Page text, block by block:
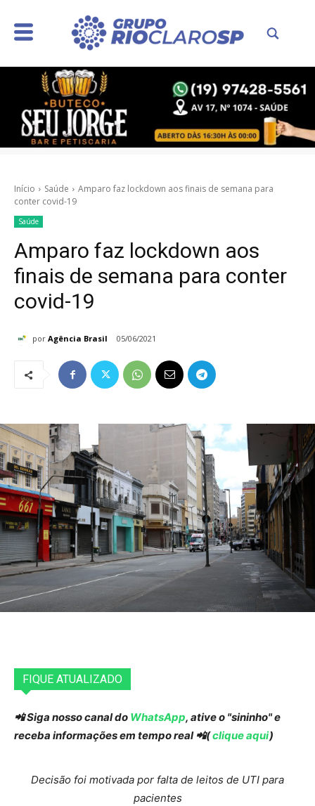
Início Saúde
Amparo faz lockdown aos finais de semana para
conter covid-19
Saúde
Amparo faz lockdown aos
finais de semana para conter
covid-19
por Agência Brasil 05/06/2021
FIQUE ATUALIZADO
📲 Siga nosso canal do WhatsApp, ative o "sininho" e
receba informações em tempo real 📲(clique aqui)
Decisão foi motivada por falta de leitos de UTI para
pacientes